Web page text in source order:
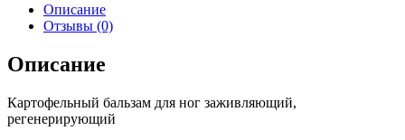
Описание
Отзывы (0)
Описание
Картофельный бальзам для ног заживляющий,
регенерирующий